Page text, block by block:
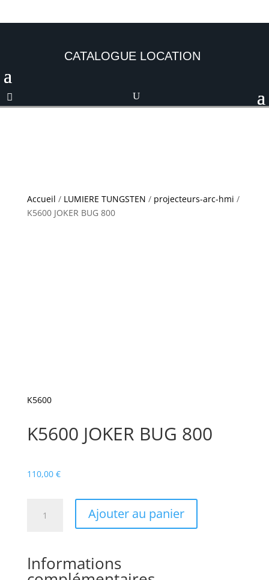
CATALOGUE LOCATION
Accueil / LUMIERE TUNGSTEN / projecteurs-arc-hmi /
K5600 JOKER BUG 800
K5600
K5600 JOKER BUG 800
110,00 €
BUG
800
Ajouter au panier
Informations